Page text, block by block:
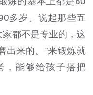
多岁。说起那些五
都不是专业的，这
出来的。“来锻炼就
，能够给孩子搭把